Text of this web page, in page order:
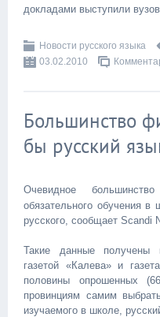
докладами выступили вузов
Новости русского языка
03.02.2010
Большинство
бы русский
Очевидное
обязательного обучения
русского, сообщает Scandi
Такие данные получены
газетой «Калева» и
половины опрошенных
провинциям самим
изучаемого в школе,